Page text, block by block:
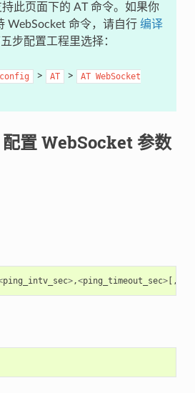
此页面下的 AT 命令。如果你
WebSocket 命令，请自行 编译
步配置工程里选择：
config > AT > AT WebSocket
配置 WebSocket 参数
ping_intv_sec>,<ping_timeout_sec>[,